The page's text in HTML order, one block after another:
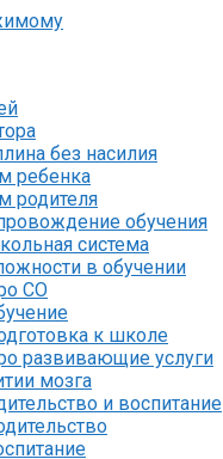
без насилия
ребенка
родителя
обучения
система
в обучении
СО
к школе
развивающие услуги
мозга
и воспитание